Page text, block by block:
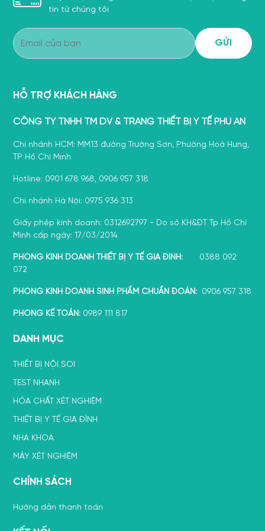
tin từ chúng tôi
HỖ TRỢ KHÁCH HÀNG
CÔNG TY TNHH TM DV & TRANG THIẾT BỊ Y TẾ PHÚ AN
Chi nhánh HCM: MM13 đường Trường Sơn, Phường Hoà Hưng,
TP Hồ Chí Minh
Hotline: 0901 678 968, 0906 957 318
Chi nhánh Hà Nội: 0975 936 313
Giấy phép kinh doanh: 0312692797 - Do sở KH&ĐT Tp Hồ Chí
Minh cấp ngày: 17/03/2014
PHÒNG KINH DOANH THIẾT BỊ Y TẾ GIA ĐÌNH: 0388 092
072
PHÒNG KINH DOANH SINH PHẨM CHUẨN ĐOÁN: 0906 957 318
PHÒNG KẾ TOÁN: 0989 111 817
DANH MỤC
THIẾT BỊ NỘI SOI
TEST NHANH
HÓA CHẤT XÉT NGHIỆM
THIẾT BỊ Y TẾ GIA ĐÌNH
NHA KHOA
MÁY XÉT NGHIỆM
CHÍNH SÁCH
Hướng dẫn thanh toán